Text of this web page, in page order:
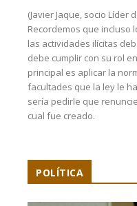
(Javier Jaque, socio Líder
Recordemos que incluso
las actividades ilícitas
debe cumplir con su rol
principal es aplicar la
facultades que la ley le
sería pedirle que
cual fue creado.
POLÍTICA